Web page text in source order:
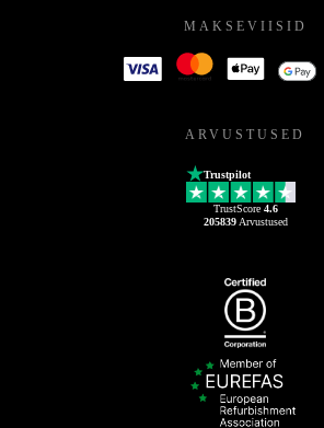
MAKSEVIISID
ARVUSTUSED
Trustpilot
TrustScore 4.6
205839Arvustused